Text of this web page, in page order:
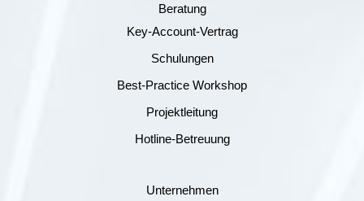
Beratung
Key-Account-Vertrag
Schulungen
Best-Practice Workshop
Projektleitung
Hotline-Betreuung
Unternehmen